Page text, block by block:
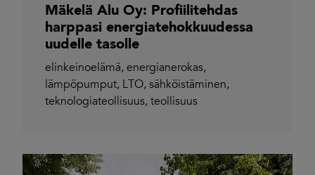
Mäkelä Alu Oy: Profiilitehdas
harppasi energiatehokkuudessa
uudelle tasolle
elinkeinoelämä, energianerokas,
lämpöpumput, LTO, sähköistäminen,
teknologiateollisuus, teollisuus